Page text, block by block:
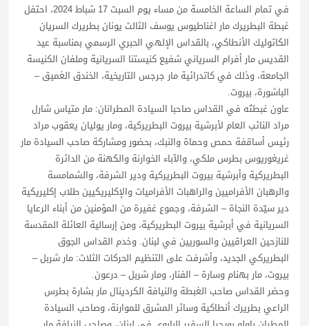
في تمام الساعة الخامسة من مساء يوم السبت 17 شباط 2024، احتفل
غبطة البطريرك مار اغناطيوس يوسف الثالث يونان بطريرك السريان
الكاثوليك الأنطاكي، بالقداس الإلهي الحبري الرسمي بمناسبة عيد
القديس مار أفرام السرياني شفيع كنيستنا السريانية وملفان الكنيسة
الجامعة، وذلك في كاتدرائية مار جرجس التاريخية، الخندق الغميق –
الباشورة، بيروت.
عاون غبطتَه في القداس صاحبا السيادة المطرانان: مار متياس شارل
مراد النائب العام لأبرشية بيروت البطريركية، ومار يوليان يعقوب مراد
رئيس أساقفة حمص وحماة والنبك، بحضور ومشاركة صاحب السيادة مار
غريغوريوس بطرس ملكي، والآباء الخوارنة والكهنة من الدائرة
البطريركية وأبرشية بيروت البطريركية ودير الشرفة، والشمامسة
والرهبان الأفراميين والراهبات الأفراميات والإكليريكيين طلاب إكليريكية
دير سيّدة النجاة – الشرفة، وجموع غفيرة من المؤمنين من أبناء الرعايا
السريانية في أبرشية بيروت البطريركية، ومن إرسالية العائلة المقدسة
للنازحين العراقيين والسوريين في لبنان. وخدم القداس الجوق
البطريركي الجديد، وأشرفت على التنظيم الحركات الثلاث: مار شربل –
بيروت، مار بهنام وسارة – الفنار، ومار شربل – درعون.
وحضر القداس صاحب الغبطة والنيافة الكردينال مار بشارة بطرس
الراعي بطريرك أنطاكية وسائر المشرق للموارنة، وصاحب السيادة